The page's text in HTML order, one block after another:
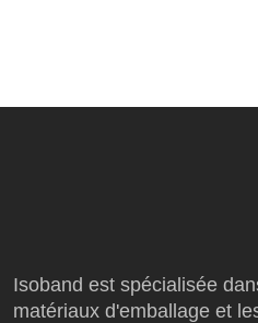
Isoband est spécialisée
matériaux d'emballage et